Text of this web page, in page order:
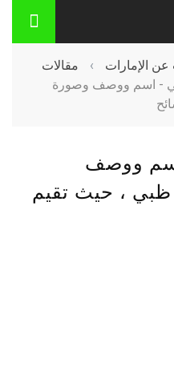
عن الإمارات ›
مقالات
- اسم ووصف وصورة
ووصف
، حيث تقيم